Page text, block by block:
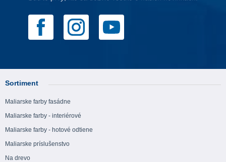
Sortiment
Maliarske farby fasádne
Maliarske farby - interiérové
Maliarske farby - hotové odtiene
Maliarske príslušenstvo
Na drevo